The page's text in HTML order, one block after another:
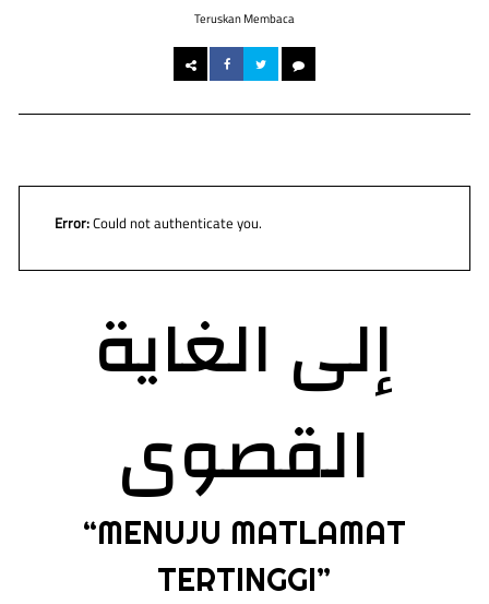
Teruskan Membaca
Error:Could not authenticate you.
إلى الغاية
القصوى
“MENUJU MATLAMAT
TERTINGGI”